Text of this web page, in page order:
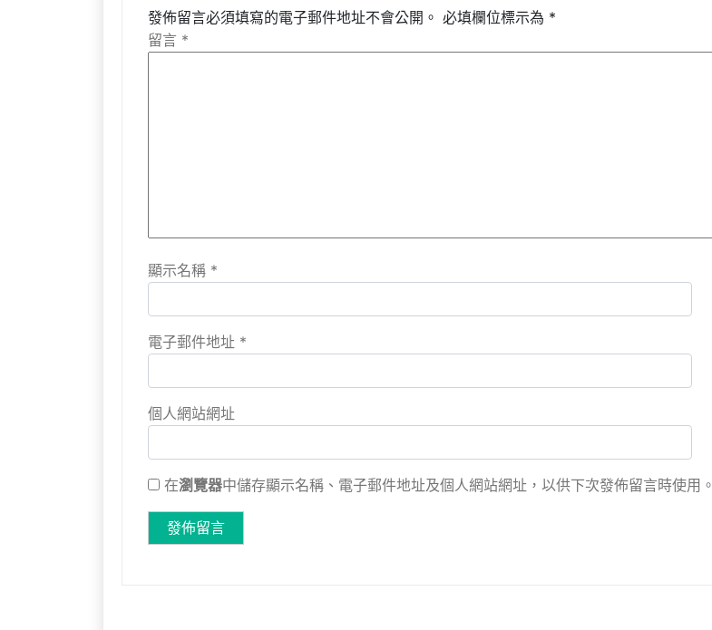
發佈留言必須填寫的電子郵件地址不會公開。 必填欄位標示為 *
留言 *
顯示名稱 *
電子郵件地址 *
個人網站網址
在瀏覽器中儲存顯示名稱、電子郵件地址及個人網站網址，以供下次發佈留言時使用。